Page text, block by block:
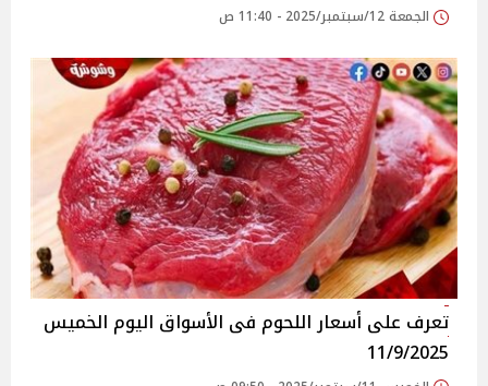
الجمعة 12/سبتمبر/2025 - 11:40 ص
تعرف على أسعار اللحوم فى الأسواق‎‎ اليوم الخميس
11/9/2025